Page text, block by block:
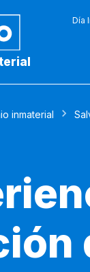
Día
inmaterial